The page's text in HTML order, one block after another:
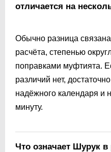
отличается на
Обычно разница
расчёта, степенью
поправками муфтията.
различий нет,
надёжного календаря и
минуту.
Что означает Шурук в